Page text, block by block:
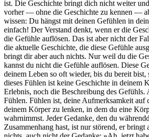
ist. Die Geschichte bringt dich nicht weiter
vorher — ohne die Geschichte zu kennen —
wissen: Du hängst mit deinen Gefühlen in
einfach! Der Verstand denkt, wenn er die
die Gefühle auflösen. Das ist aber nicht der
die aktuelle Geschichte, die diese Gefühle
bringt dir aber auch nichts. Nur weil du die
kannst du nicht die Gefühle auflösen. Diese
deinem Leben so oft wieder, bis du bereit bist,
dieses Fühlen ist keine Geschichte in deinem
Erlebnis, noch die Beschreibung des Gefühls.
Fühlen. Fühlen ist, deine Aufmerksamkeit auf
deinem Körper zu lenken, in dem du eine
wahrnimmst. Jeder Gedanke, den du
Zusammenhang hast, ist nur störend, er bringt